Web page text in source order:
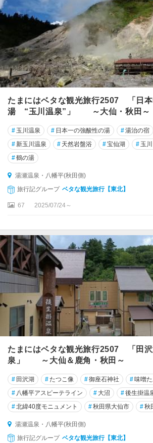
たまにはベタな観光旅行2507 「日
湯 “玉川温泉”」 ～大仙・秋田～
# 玉川温泉 # 日本一の強酸性の湯 #湯治の宿
#新玉川温泉 # 天然岩盤浴 #宝仙湖 # 玉
#鶴の湯
湯瀬温泉・八幡平(秋田側)
旅行記グループ ベタな観光旅行【東北】
67 2025/07/24～
たまにはベタな観光旅行2507 「田沢
泉」 ～大仙＆鹿角・秋田～
# 田沢湖 #たつこ像 #御座石神社 #味噌
# 八幡平アスピーテライン # 大沼 #後生掛温
#北緯40度モニュメント #秋田県大仙市 #秋
湯瀬温泉・八幡平(秋田側)
旅行記グループ ベタな観光旅行【東北】